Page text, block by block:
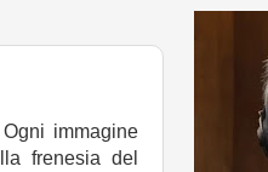
immagine
frenesia del